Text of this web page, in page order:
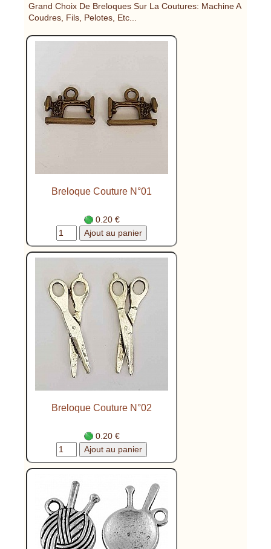
Grand Choix De Breloques Sur La Coutures: Machine A
Coudres, Fils, Pelotes, Etc...
Breloque Couture N°01
0.20 €
Breloque Couture N°02
0.20 €